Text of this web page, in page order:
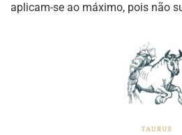
aplicam-se ao máximo, pois não